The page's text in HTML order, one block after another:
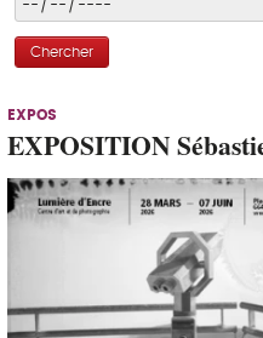
Chercher
EXPOS
EXPOSITION